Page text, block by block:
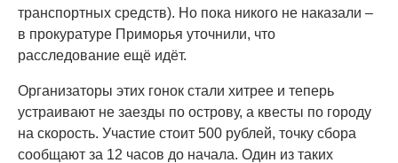
транспортных средств). Но пока никого не наказали –
в прокуратуре Приморья уточнили, что
расследование ещё идёт.
Организаторы этих гонок стали хитрее и теперь
устраивают не заезды по острову, а квесты по городу
на скорость. Участие стоит 500 рублей, точку сбора
сообщают за 12 часов до начала. Один из таких